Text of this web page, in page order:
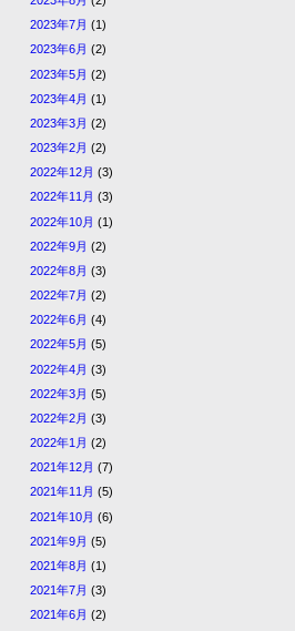
2023年7月 (1)
2023年6月 (2)
2023年5月 (2)
2023年4月 (1)
2023年3月 (2)
2023年2月 (2)
2022年12月 (3)
2022年11月 (3)
2022年10月 (1)
2022年9月 (2)
2022年8月 (3)
2022年7月 (2)
2022年6月 (4)
2022年5月 (5)
2022年4月 (3)
2022年3月 (5)
2022年2月 (3)
2022年1月 (2)
2021年12月 (7)
2021年11月 (5)
2021年10月 (6)
2021年9月 (5)
2021年8月 (1)
2021年7月 (3)
2021年6月 (2)